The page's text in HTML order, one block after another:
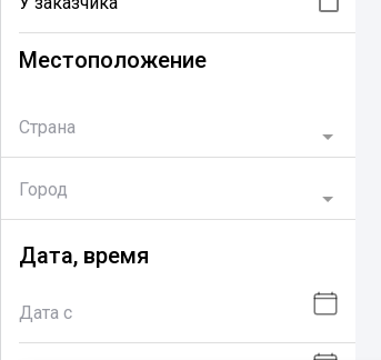
Местоположение
Страна
Город
Дата, время
Дата с